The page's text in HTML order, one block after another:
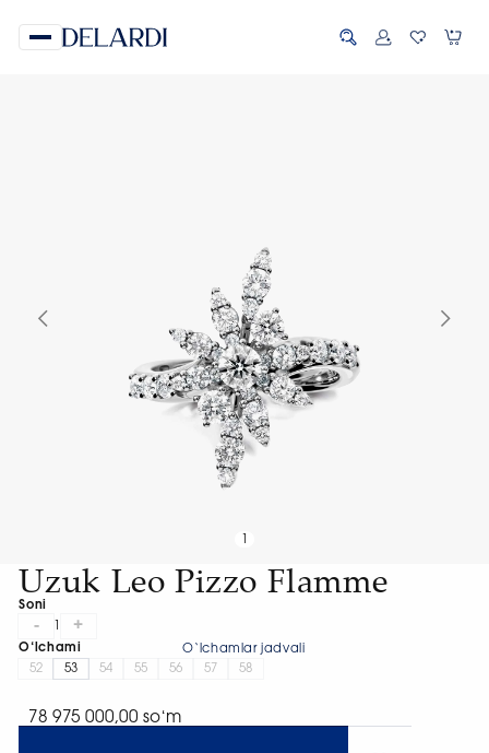
Uzuk Leo Pizzo Flamme
Soni
- +
O‘lchami
O‘lchamlar jadvali
52
53 54 55 56 57 58
78 975 000,00 soʻm